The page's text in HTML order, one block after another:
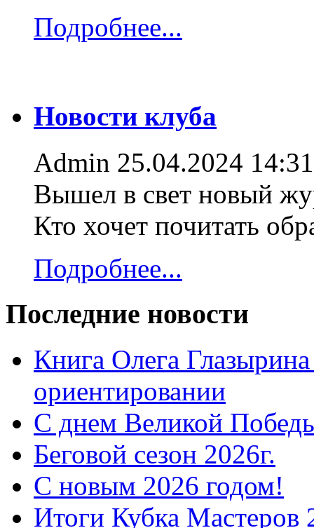
Подробнее...
Новости клуба
Admin 25.04.2024 14:31
Вышел в свет новый
Кто хочет почитать
Подробнее...
Последние новости
Книга Олега
ориентировании
С днем Великой
Беговой сезон 2026г.
С новым 2026 годом!
Итоги Кубка Мастеров